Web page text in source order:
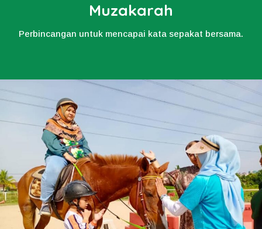
Muzakarah
Perbincangan untuk mencapai kata sepakat bersama.